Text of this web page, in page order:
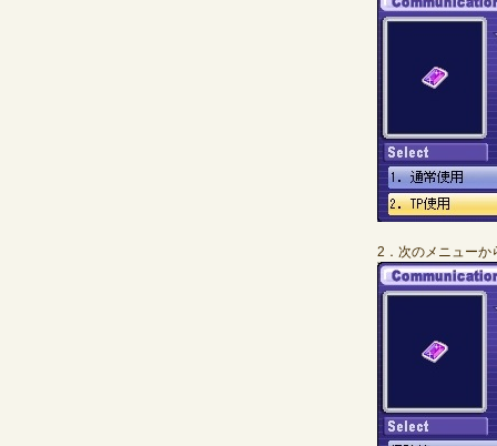
2．次のメニューか